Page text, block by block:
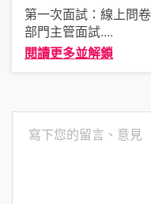
第一次面試：線上問
部門主管面試....
閱讀更多並解鎖